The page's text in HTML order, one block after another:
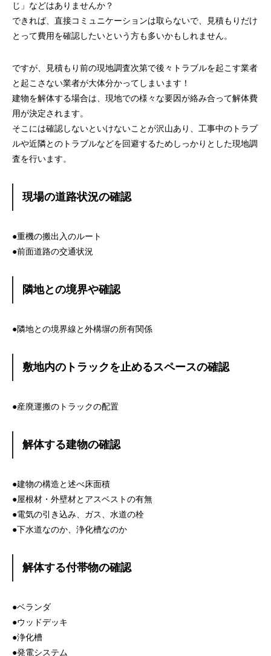
じ」などはありませんか？
できれば、直接コミュニケーションは取らないで、見積もりだけ
とって費用を確認したいという方も多いかもしれません。
ですが、見積もり前の現地調査次第で後々トラブルを起こす業者
と起こさない業者が大体分かってしまいます！
建物を解体する場合は、現地での様々な要因が絡み合って解体費
用が決定されます。
そこには確認しないといけないことが沢山あり、工事中のトラブ
ルや近隣とのトラブルなどを回避するためしっかりとした現地調
査を行います。
現場の道路状況の確認
●重機の搬出入のルート
●前面道路の交通状況
隣地との境界や確認
●隣地との境界線と外構塀の所有関係
敷地内のトラックを止めるスペースの確認
●産廃運搬のトラックの配置
解体する建物の確認
●建物の構造と述べ床面積
●屋根材・外壁材とアスベストの有無
●電気の引き込み、ガス、水道の栓
●下水道なのか、浄化槽なのか
解体する付帯物の確認
●ベランダ
●ウッドデッキ
●浄化槽
●発電システム